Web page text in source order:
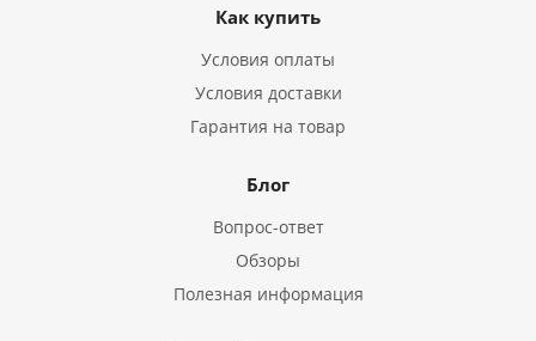
Как купить
Условия оплаты
Условия доставки
Гарантия на товар
Блог
Вопрос-ответ
Обзоры
Полезная информация